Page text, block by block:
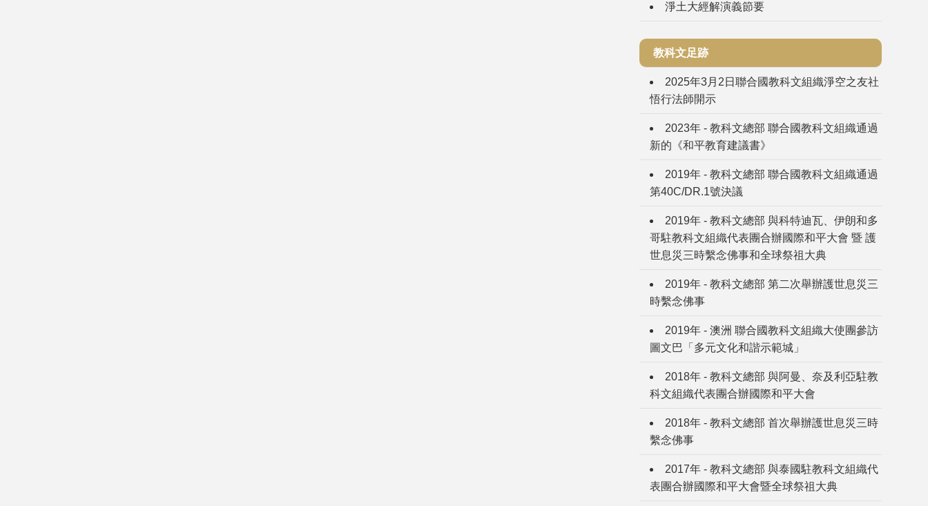
淨土大經解演義節要
教科文足跡
2025年3月2日聯合國教科文組織淨空之友社
悟行法師開示
2023年 - 教科文總部 聯合國教科文組織通過
新的《和平教育建議書》
2019年 - 教科文總部 聯合國教科文組織通過
第40C/DR.1號決議
2019年 - 教科文總部 與科特迪瓦、伊朗和多
哥駐教科文組織代表團合辦國際和平大會 暨 護
世息災三時繫念佛事和全球祭祖大典
2019年 - 教科文總部 第二次舉辦護世息災三
時繫念佛事
2019年 - 澳洲 聯合國教科文組織大使團參訪
圖文巴「多元文化和諧示範城」
2018年 - 教科文總部 與阿曼、奈及利亞駐教
科文組織代表團合辦國際和平大會
2018年 - 教科文總部 首次舉辦護世息災三時
繫念佛事
2017年 - 教科文總部 與泰國駐教科文組織代
表團合辦國際和平大會暨全球祭祖大典